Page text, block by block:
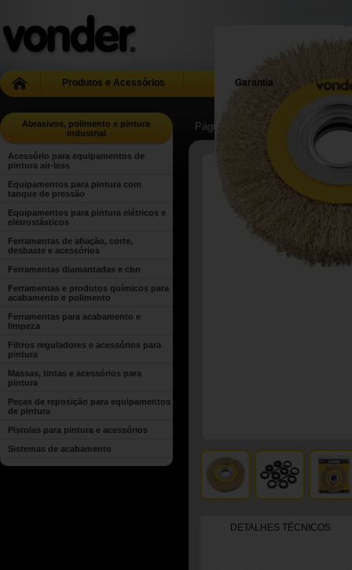
Produtos e Acessórios Garantia
Abrasivos, polimento e pintura
industrial
Acessório para equipamentos de
pintura air-less
Equipamentos para pintura com
tanque de pressão
Equipamentos para pintura elétricos e
eletrostásticos
Ferramentas de afiação, corte,
desbaste e acessórios
Ferramentas diamantadas e cbn
Ferramentas e produtos químicos para
acabamento e polimento
Ferramentas para acabamento e
limpeza
Filtros reguladores e acessórios para
pintura
Massas, tintas e acessórios para
pintura
Peças de reposição para equipamentos
de pintura
Pistolas para pintura e acessórios
Sistemas de acabamento
Página Inicial | Abrasivos,
DETALHES TÉCNICOS